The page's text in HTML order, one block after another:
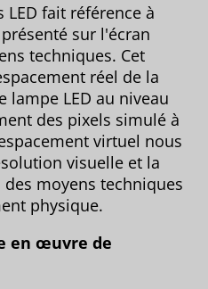
fait référence à
sur l'écran
techniques. Cet
réel de la
lampe LED au niveau
des pixels simulé à
virtuel nous
visuelle et la
moyens techniques
physique.
en œuvre de